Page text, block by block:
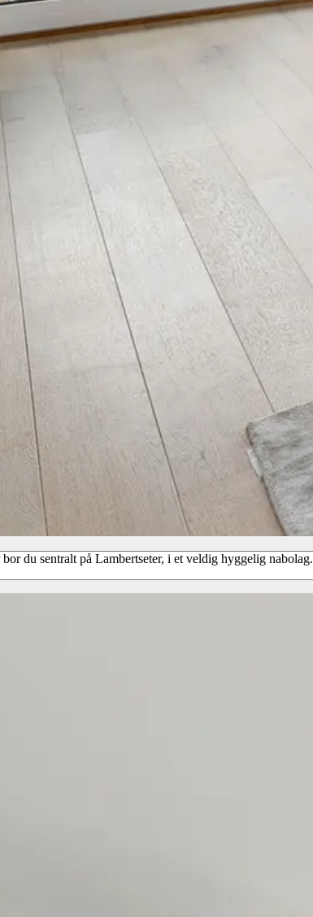
du sentralt på Lambertseter, i et veldig hyggelig nabolag.